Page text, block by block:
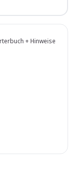
+ Hinweise